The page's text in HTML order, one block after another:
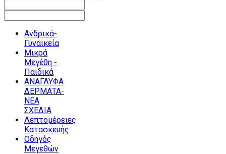
Ανδρικά-
Γυναικεία
Μικρά
Μεγέθη -
Παιδικά
ΑΝΑΓΛΥΦΑ
ΔΕΡΜΑΤΑ-
ΝΕΑ
ΣΧΕΔΙΑ
Λεπτομέρειες
Κατασκευής
Οδηγός
Μεγεθών